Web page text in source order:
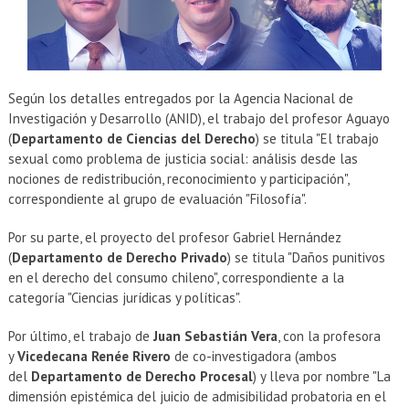
Según los detalles entregados por la Agencia Nacional de
Investigación y Desarrollo (ANID), el trabajo del profesor Aguayo
(Departamento de Ciencias del Derecho) se titula "El trabajo
sexual como problema de justicia social: análisis desde las
nociones de redistribución, reconocimiento y participación",
correspondiente al grupo de evaluación "Filosofía".
Por su parte, el proyecto del profesor Gabriel Hernández
(Departamento de Derecho Privado) se titula "Daños punitivos
en el derecho del consumo chileno", correspondiente a la
categoría "Ciencias jurídicas y políticas".
Por último, el trabajo de Juan Sebastián Vera , con la profesora
yVicedecana Renée Rivero de co-investigadora (ambos
del Departamento de Derecho Procesal) y lleva por nombre "La
dimensión epistémica del juicio de admisibilidad probatoria en el